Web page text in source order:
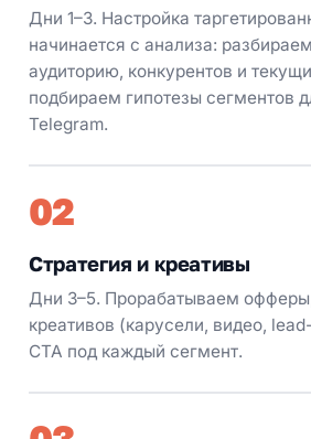
Дни 1–3. Настройка
начинается с анализа:
аудиторию, конкурентов и
подбираем гипотезы сегментов
Telegram.
02
Стратегия и креативы
Дни 3–5. Прорабатываем
креативов (карусели, видео,
CTA под каждый сегмент.